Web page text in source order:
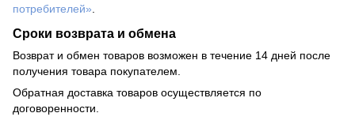
потребителей»
Сроки возврата и обмена
Возврат и обмен товаров возможен в течение 14 дней после
получения товара покупателем.
Обратная доставка товаров осуществляется по
договоренности.